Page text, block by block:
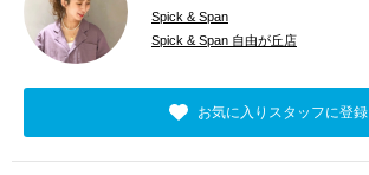
Spick & Span
Spick & Span 自由が丘店
お気に入りスタッフに登録